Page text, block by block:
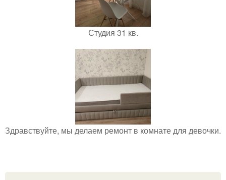
Студия 31 кв.
Здравствуйте, мы делаем ремонт в комнате для девочки.